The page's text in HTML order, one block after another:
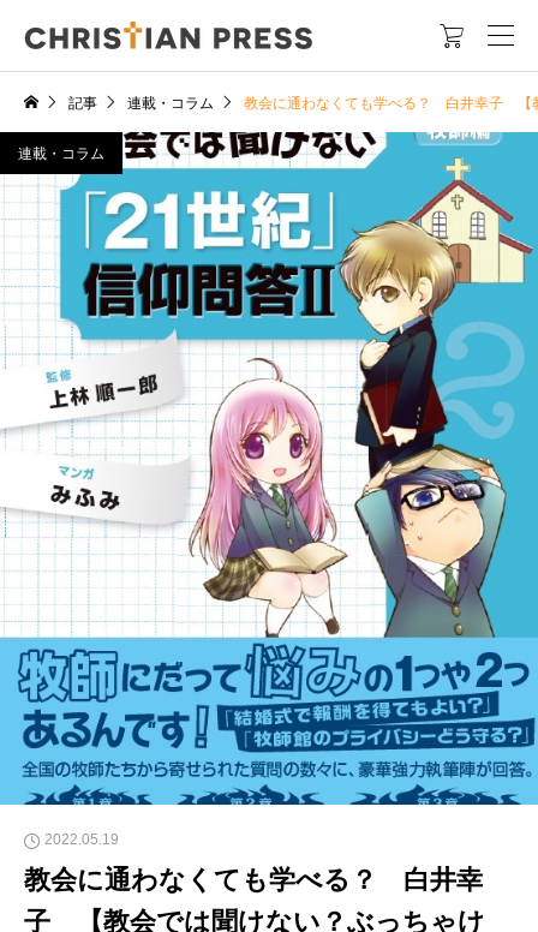

記事 連載・コラム 教会に通わなくても学べる？ 白井幸子 【
連載・コラム
2022.05.19
教会に通わなくても学べる？ 白井幸
子 【教会では聞けない？ぶっちゃけ